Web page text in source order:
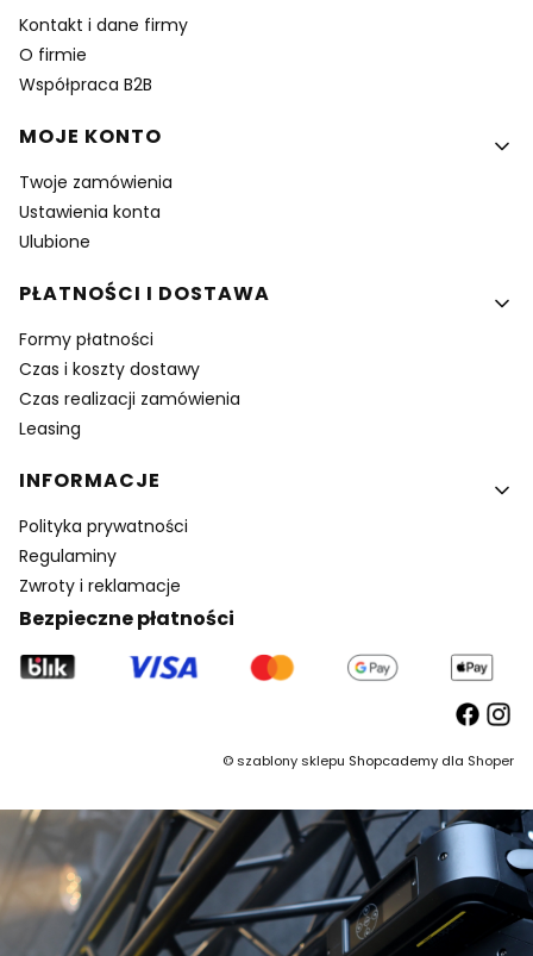
Kontakt i dane firmy
O firmie
Współpraca B2B
MOJE KONTO
Twoje zamówienia
Ustawienia konta
Ulubione
PŁATNOŚCI I DOSTAWA
Formy płatności
Czas i koszty dostawy
Czas realizacji zamówienia
Leasing
INFORMACJE
Polityka prywatności
Regulaminy
Zwroty i reklamacje
Bezpieczne płatności
©szablony sklepu Shopcademy dla Shoper